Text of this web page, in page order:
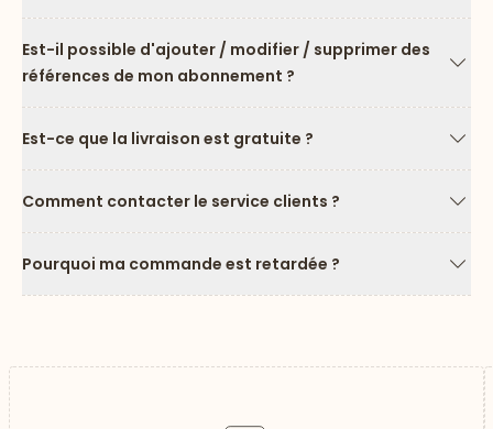
Est-il possible d'ajouter / modifier / supprimer des
références de mon abonnement ?
Est-ce que la livraison est gratuite ?
Comment contacter le service clients ?
Pourquoi ma commande est retardée ?